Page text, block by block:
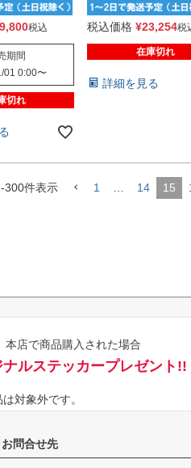
税込
期間
01 0:00〜
切れ
税込価格 ¥23,254税
在庫切れ
詳細を見る
-300件表示 1 14 15
本店で商品購入された場合
ナルステッカープレゼント!!
対象外です。
お問合せ先